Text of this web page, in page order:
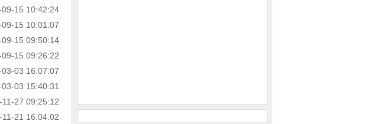
09-15 10:42:24
09-15 10:01:07
09-15 09:50:14
09-15 09:26:22
03-03 16:07:07
03 15:40:31
11-27 09:25:12
11-21 16:04:02